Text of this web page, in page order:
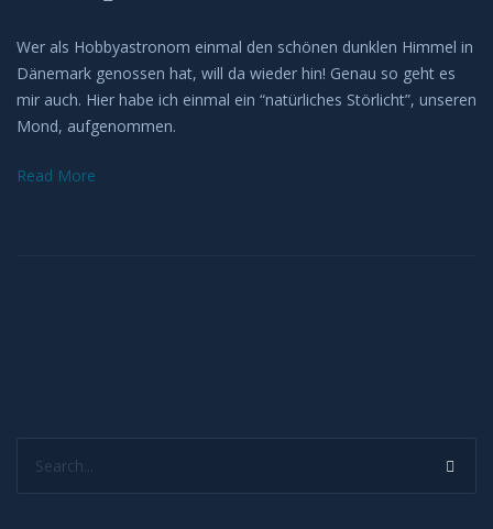
Wer als Hobbyastronom einmal den schönen dunklen Himmel in
Dänemark genossen hat, will da wieder hin! Genau so geht es
mir auch. Hier habe ich einmal ein “natürliches Störlicht”, unseren
Mond, aufgenommen.
Read More